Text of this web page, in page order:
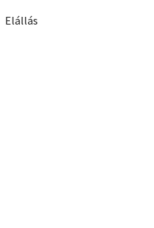
Elállás